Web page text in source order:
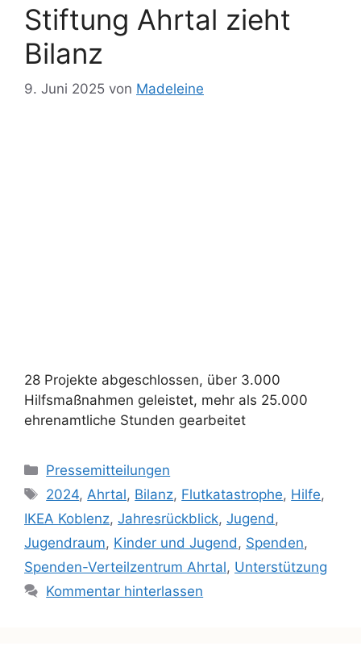
Stiftung Ahrtal zieht
Bilanz
9. Juni 2025 von Madeleine
28 Projekte abgeschlossen, über 3.000
Hilfsmaßnahmen geleistet, mehr als 25.000
ehrenamtliche Stunden gearbeitet
Pressemitteilungen
2024,Ahrtal, Bilanz, Flutkatastrophe, Hilfe,
IKEA Koblenz, Jahresrückblick, Jugend,
Jugendraum, Kinder und Jugend, Spenden,
Spenden-Verteilzentrum Ahrtal, Unterstützung
Kommentar hinterlassen